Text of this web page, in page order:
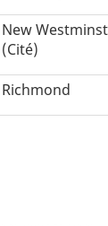
New
(Cité)
Richmond